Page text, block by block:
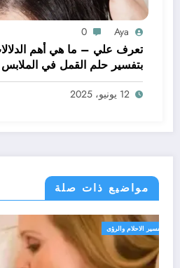
Aya
0
تعرف علي – ما هي أهم
بتفسير حلم القمل في
ابن سيرين؟ – بالتفصيل
12 يونيو، 2025
مواضيع ذات صلة
تفسير الاحلام والرؤى